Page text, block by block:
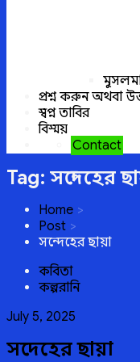
প্রশ্ন করুন অথবা
স্বপ্ন তাবির
বিস্ময়
Contact
Tag: সন্দেহের
Home
Post
সন্দেহের ছায়া
কবিতা
কল্পরানি
Posted
July 5, 2025
সন্দেহের ছায়া